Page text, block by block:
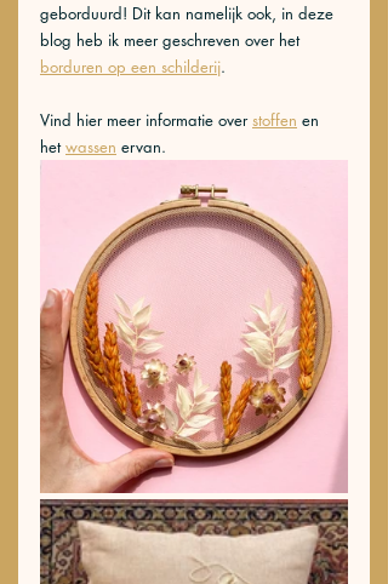
geborduurd! Dit kan namelijk ook, in deze
blog heb ik meer geschreven over het
borduren op een schilderij.
Vind hier meer informatie over stoffen en
het wassen ervan.